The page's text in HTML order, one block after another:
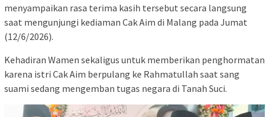
menyampaikan rasa terima kasih tersebut secara langsung
saat mengunjungi kediaman Cak Aim di Malang pada Jumat
(12/6/2026).
Kehadiran Wamen sekaligus untuk memberikan penghormatan
karena istri Cak Aim berpulang ke Rahmatullah saat sang
suami sedang mengemban tugas negara di Tanah Suci.